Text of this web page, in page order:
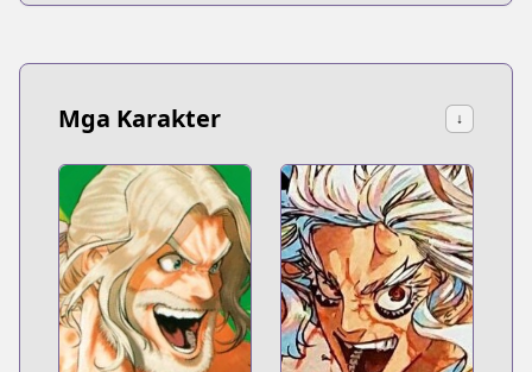
Mga Karakter ↓